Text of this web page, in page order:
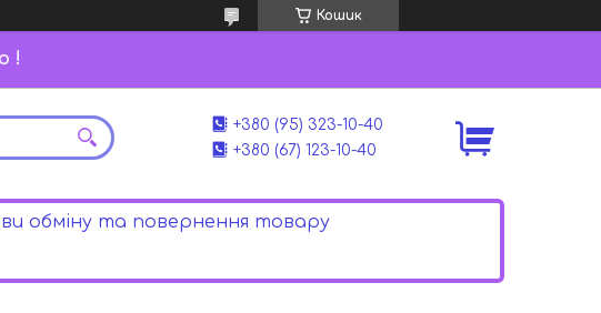
Кошик
!
+380 (95) 323-10-40
+380 (67) 123-10-40
обміну та повернення товару